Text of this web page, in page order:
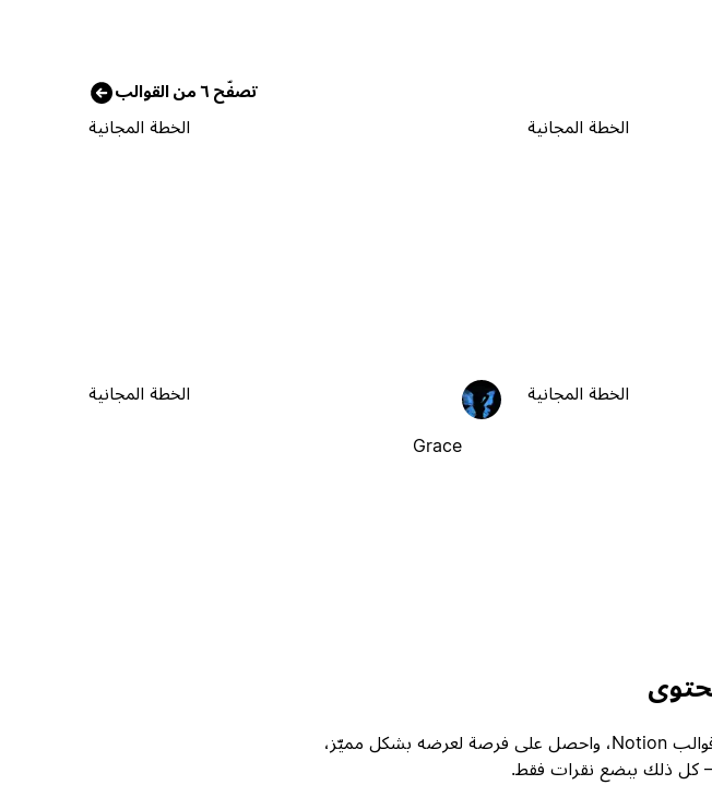
تصفّح ٦ من القوالب
الخطة المجانية الخطة المجانية
الخطة المجانية
Grace
الخطة المجانية
أرسل قالبك إلى معرض قوالب Notion، واحصل على فرصة لعرضه بشكل مميّز،
كل ذلك ببضع نقرات فقط.